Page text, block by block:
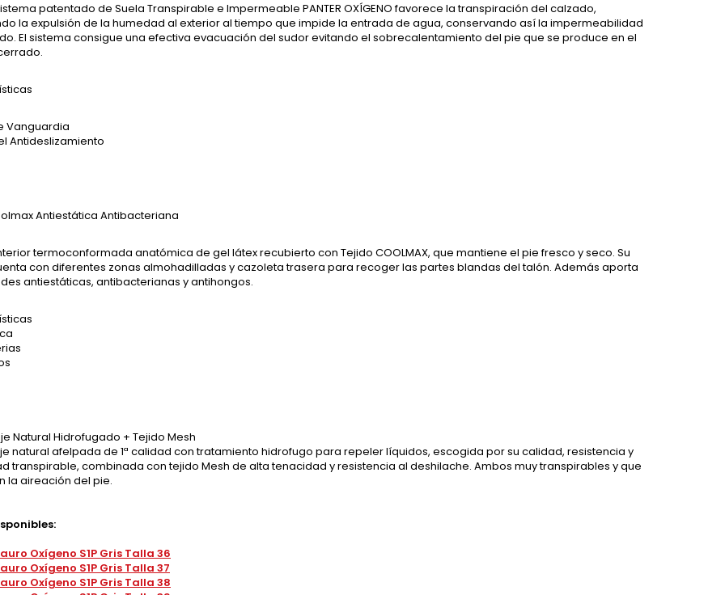
patentado de Suela Transpirable e Impermeable PANTER OXÍGENO favorece la transpiración del calzado,
la expulsión de la humedad al exterior al tiempo que impide la entrada de agua, conservando así la impermeabilidad
El sistema consigue una efectiva evacuación del sudor evitando el sobrecalentamiento del pie que se produce en el
Vanguardia
Antideslizamiento
Antiestática Antibacteriana
termoconformada anatómica de gel látex recubierto con Tejido COOLMAX, que mantiene el pie fresco y seco. Su
con diferentes zonas almohadilladas y cazoleta trasera para recoger las partes blandas del talón. Además aporta
antiestáticas, antibacterianas y antihongos.
Natural Hidrofugado + Tejido Mesh
natural afelpada de 1ª calidad con tratamiento hidrofugo para repeler líquidos, escogida por su calidad, resistencia y
transpirable, combinada con tejido Mesh de alta tenacidad y resistencia al deshilache. Ambos muy transpirables y que
la aireación del pie.
Oxígeno S1P Gris Talla 36
Oxígeno S1P Gris Talla 37
Oxígeno S1P Gris Talla 38